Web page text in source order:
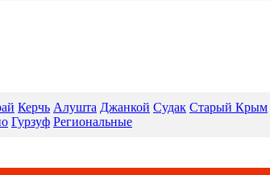
Керчь Алушта Джанкой Судак Старый Крым
Гурзуф Региональные